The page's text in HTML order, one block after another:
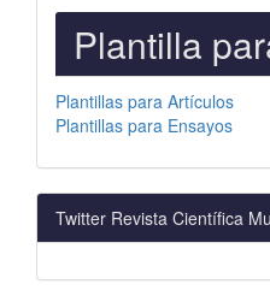
PLANTILLAS
PARA
AUTORES
Plantilla
Plantillas para Artículos
Plantillas para Ensayos
Twitter Revista Científica